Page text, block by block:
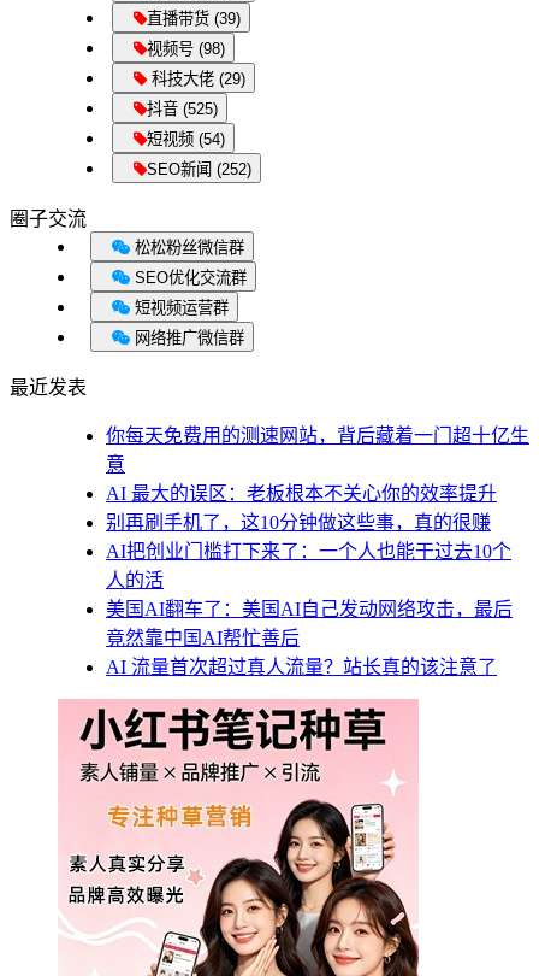
直播带货 (39)
视频号 (98)
科技大佬 (29)
抖音 (525)
短视频 (54)
SEO新闻 (252)
圈子交流
松松粉丝微信群
SEO优化交流群
短视频运营群
网络推广微信群
最近发表
你每天免费用的测速网站，背后藏着一门超十亿生
意
AI 最大的误区：老板根本不关心你的效率提升
别再刷手机了，这10分钟做这些事，真的很赚
AI把创业门槛打下来了：一个人也能干过去10个
人的活
美国AI翻车了：美国AI自己发动网络攻击，最后
竟然靠中国AI帮忙善后
AI 流量首次超过真人流量？站长真的该注意了